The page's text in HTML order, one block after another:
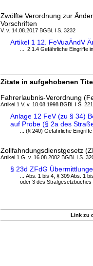
Zwölfte Verordnung zur
Vorschriften
V. v. 14.08.2017 BGBl. I S. 3232
Artikel 1 12. FeVuaÄndV
... 2.1.4 Gefährliche Eingriffe
Zitate in aufgehobenen
Fahrerlaubnis-Verordnung
Artikel 1 V. v. 18.08.1998 BGBl. I S.
Anlage 12 FeV (zu § 34)
auf Probe (§ 2a des
... (§ 240) Gefährliche
Zollfahndungsdienstgesetz
Artikel 1 G. v. 16.08.2002 BGBl. I S.
§ 23d ZFdG
... Abs. 1 bis 4, § 309 Abs. 1
oder 3 des Strafgesetzbuches
Link zu